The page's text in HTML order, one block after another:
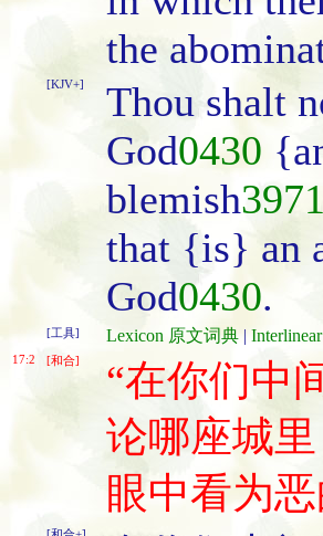
the
[KJV+]
Thou shalt
God0430
blemish3971
that {is} an
God0430.
[工具] Lexicon 原文词典 |
17:2 [和合] “在你们中
论哪座城
眼中看为